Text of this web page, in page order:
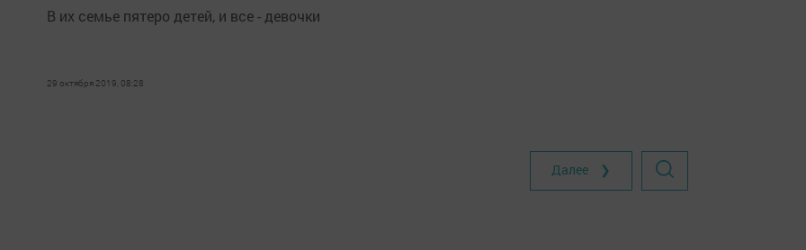
В их семье пятеро детей, и все - девочки
29 октября 2019, 08:28
Далее ❯